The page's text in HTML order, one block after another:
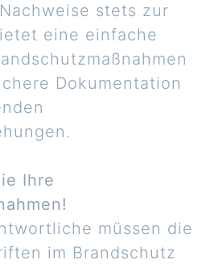
stets zur
eine einfache
Dokumentation
Ihre
müssen die
im Brandschutz